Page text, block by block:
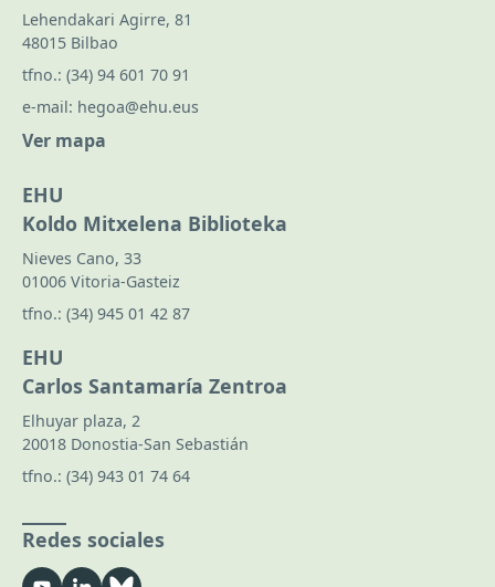
Lehendakari Agirre, 81
48015 Bilbao
tfno.: (34) 94 601 70 91
e-mail: hegoa@ehu.eus
Ver mapa
EHU
Koldo Mitxelena Biblioteka
Nieves Cano, 33
01006 Vitoria-Gasteiz
tfno.: (34) 945 01 42 87
EHU
Carlos Santamaría Zentroa
Elhuyar plaza, 2
20018 Donostia-San Sebastián
tfno.: (34) 943 01 74 64
Redes sociales